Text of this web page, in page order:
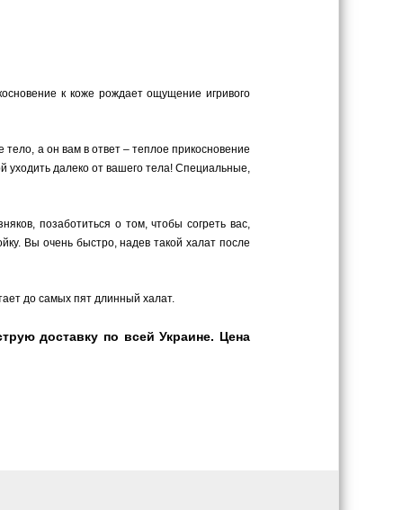
к коже рождает ощущение игривого
а он вам в ответ – теплое прикосновение
уходить далеко от вашего тела! Специальные,
позаботиться о том, чтобы согреть вас,
Вы очень быстро, надев такой халат после
до самых пят длинный халат.
доставку по всей Украине. Цена